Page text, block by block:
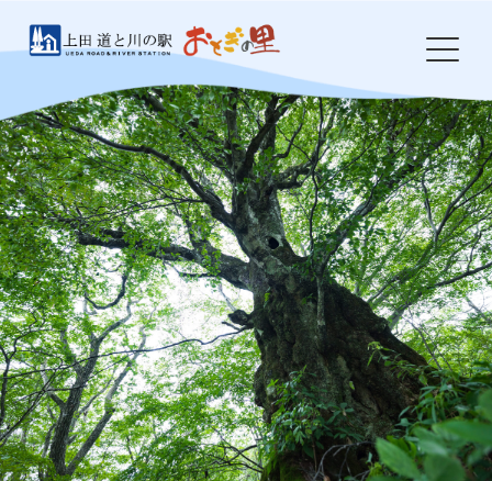
おとぎの里について
お知らせ
イベント
農産物・特産品
食事処 岩鼻
ドッグラン
防災・環境整備